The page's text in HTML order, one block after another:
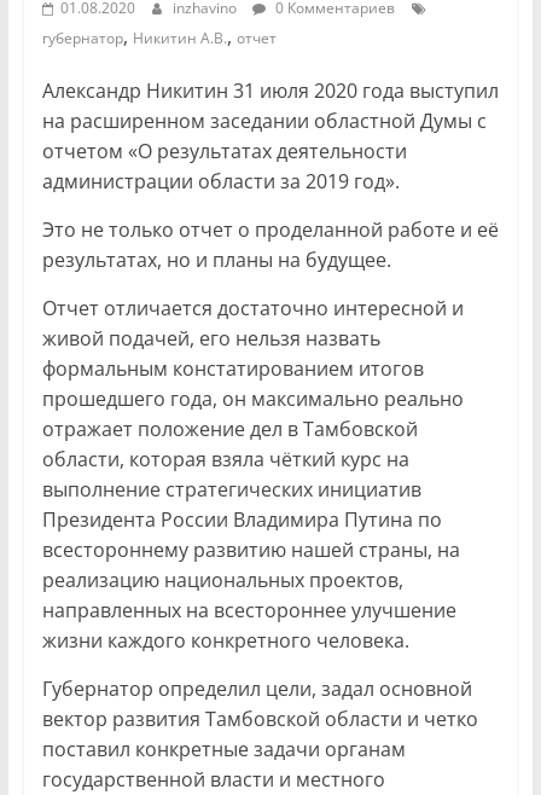
01.08.2020 inzhavino
0 Комментариев
губернатор, Никитин А.В., отчет
Александр Никитин 31 июля 2020 года выступил
на расширенном заседании областной Думы с
отчетом «О результатах деятельности
администрации области за 2019 год».
Это не только отчет о проделанной работе и её
результатах, но и планы на будущее.
Отчет отличается достаточно интересной и
живой подачей, его нельзя назвать
формальным констатированием итогов
прошедшего года, он максимально реально
отражает положение дел в Тамбовской
области, которая взяла чёткий курс на
выполнение стратегических инициатив
Президента России Владимира Путина по
всестороннему развитию нашей страны, на
реализацию национальных проектов,
направленных на всестороннее улучшение
жизни каждого конкретного человека.
Губернатор определил цели, задал основной
вектор развития Тамбовской области и четко
поставил конкретные задачи органам
государственной власти и местного